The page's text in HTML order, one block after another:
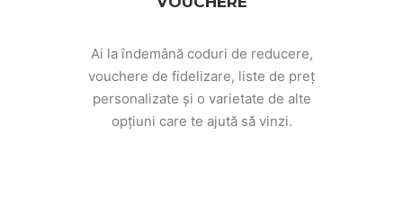
Ai la îndemână coduri de reducere,
vouchere de fidelizare, liste de preț
personalizate și o varietate de alte
opțiuni care te ajută să vinzi.